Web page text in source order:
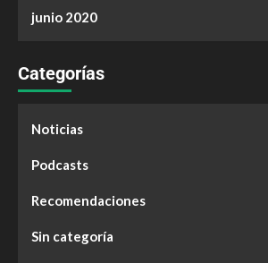
junio 2020
Categorías
Noticias
Podcasts
Recomendaciones
Sin categoría